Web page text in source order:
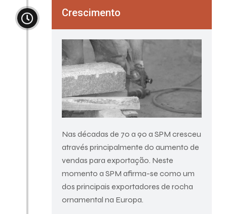
Crescimento
Nas décadas de 70 a 90 a SPM cresceu
através principalmente do aumento de
vendas para exportação. Neste
momento a SPM afirma-se como um
dos principais exportadores de rocha
ornamental na Europa.